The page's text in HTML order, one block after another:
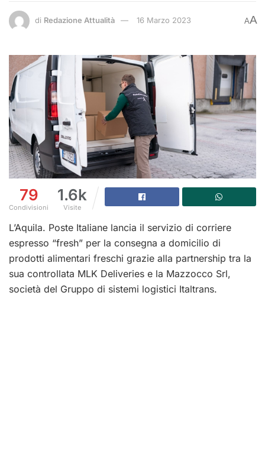
di Redazione Attualità 16 Marzo 2023 AA
79
Condivisioni
1.6k
Visite
L’Aquila. Poste Italiane lancia il servizio di corriere
espresso “fresh” per la consegna a domicilio di
prodotti alimentari freschi grazie alla partnership tra la
sua controllata MLK Deliveries e la Mazzocco Srl,
società del Gruppo di sistemi logistici Italtrans.